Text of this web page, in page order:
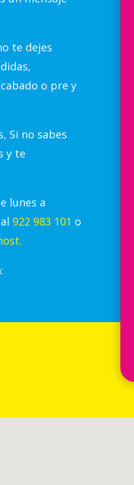
te dejes
o pre y
Si no sabes
y te
lunes a
922 983 101 o